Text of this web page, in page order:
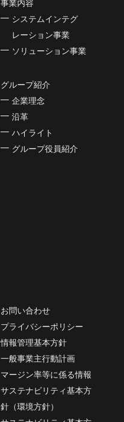
事業内容
システムインテグ
レーション事業
ソリューション事業
グループ紹介
企業理念
沿革
ハイライト
グループ役員紹介
お問い合わせ
プライバシーポリシー
情報管理基本方針
一般事業主行動計画
マージン率等に係る情報
サステナビリティ基本方
針（環境方針）